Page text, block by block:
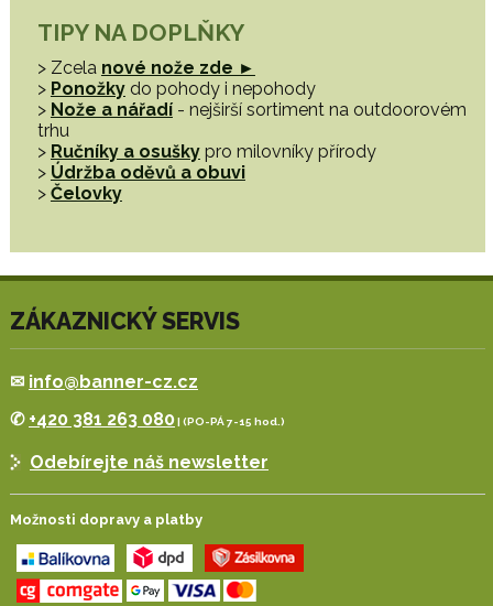
TIPY NA DOPLŇKY
> Zcela nové nože zde ►
> Ponožkydo pohody i nepohody
> Nože a nářadí- nejširší sortiment na outdoorovém
trhu
> Ručníky a osušky pro milovníky přírody
> Údržba oděvů a obuvi
> Čelovky
ZÁKAZNICKÝ SERVIS
✉ info@banner-cz.cz
✆ +420 381 263 080 | (PO-PÁ 7-15 hod.)
Odebírejte náš newsletter
Možnosti dopravy a platby